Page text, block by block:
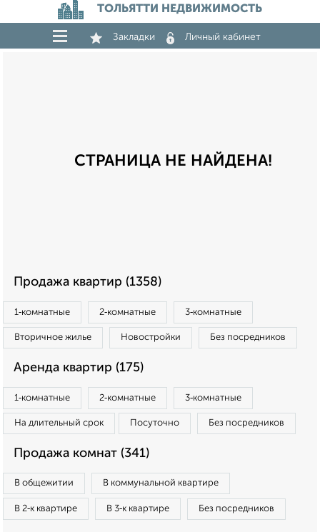
ТОЛЬЯТТИ НЕДВИЖИМОСТЬ
Закладки Личный кабинет
СТРАНИЦА НЕ НАЙДЕНА!
Продажа квартир (1358)
1‑комнатные 2‑комнатные 3‑комнатные
Вторичное жилье Новостройки Без посредников
Аренда квартир (175)
1‑комнатные 2‑комнатные 3‑комнатные
На длительный срок Посуточно Без посредников
Продажа комнат (341)
В общежитии В коммунальной квартире
В 2‑к квартире В 3‑к квартире Без посредников